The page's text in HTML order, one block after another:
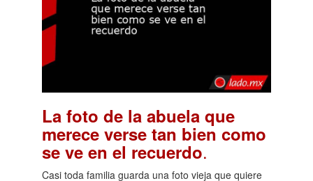
La foto de la abuela que
merece verse tan bien como
se ve en el recuerdo.
Casi toda familia guarda una foto vieja que quiere